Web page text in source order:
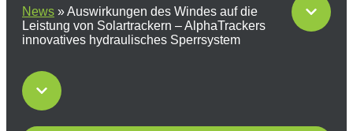
News »Auswirkungen des Windes auf die
Leistung von Solartrackern – AlphaTrackers
innovatives hydraulisches Sperrsystem